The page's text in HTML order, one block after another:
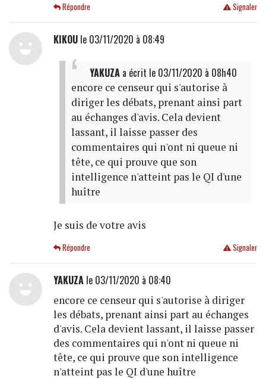
Signaler
Répondre
KIKOUle 03/11/2020 à 08:49
YAKUZAa écrit le 03/11/2020 à 08h40
encore ce censeur qui s'autorise à
diriger les débats, prenant ainsi part
au échanges d'avis. Cela devient
lassant, il laisse passer des
commentaires qui n'ont ni queue ni
tête, ce qui prouve que son
intelligence n'atteint pas le QI d'une
huître
Je suis de votre avis
Signaler
Répondre
YAKUZAle 03/11/2020 à 08:40
encore ce censeur qui s'autorise à diriger
les débats, prenant ainsi part au échanges
d'avis. Cela devient lassant, il laisse passer
des commentaires qui n'ont ni queue ni
tête, ce qui prouve que son intelligence
n'atteint pas le QI d'une huître